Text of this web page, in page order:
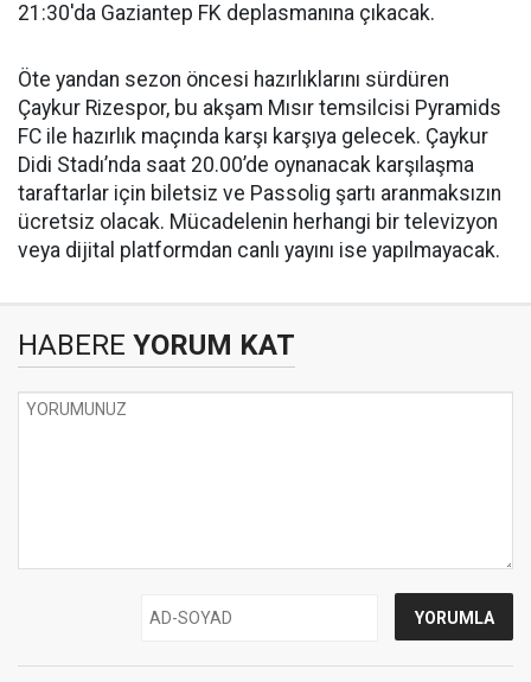
21:30'da Gaziantep FK deplasmanına çıkacak.
Öte yandan sezon öncesi hazırlıklarını sürdüren
Çaykur Rizespor, bu akşam Mısır temsilcisi Pyramids
FC ile hazırlık maçında karşı karşıya gelecek. Çaykur
Didi Stadı’nda saat 20.00’de oynanacak karşılaşma
taraftarlar için biletsiz ve Passolig şartı aranmaksızın
ücretsiz olacak. Mücadelenin herhangi bir televizyon
veya dijital platformdan canlı yayını ise yapılmayacak.
HABERE YORUM KAT